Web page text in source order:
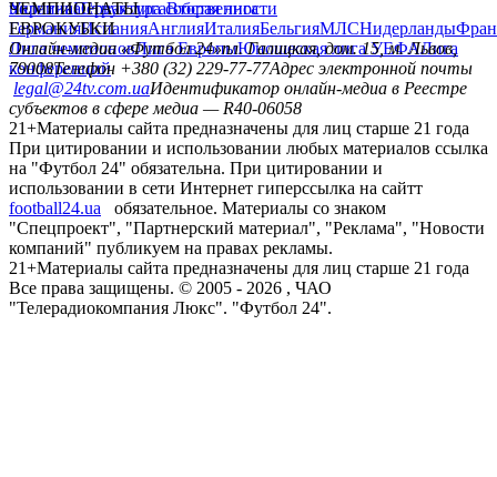
политикаСтруктура собственности
УкраинаПервая лигаВторая лига
ЧЕМПИОНАТЫ
ГерманияИспанияАнглияИталияБельгияМЛСНидерланды
ЕВРОКУБКИ
Лига чемпионовЛига ЕвропыЮношеская лига УЕФАЛига
конференций
Онлайн-медиа «Футбол 24»пл. Галицкая, дом. 15, м. Львов,
79008Телефон +380 (32) 229-77-77Адрес электронной почты
legal@24tv.com.uaИдентификатор онлайн-медиа в Реестре
субъектов в сфере медиа — R40-06058
21+Материалы сайта предназначены для лиц старше 21 года
При цитировании и использовании любых материалов ссылка
на "Футбол 24" обязательна. При цитировании и
использовании в сети Интернет гиперссылка на сайтт
football24.ua
обязательное. Материалы со знаком
"Спецпроект", "Партнерский материал", "Реклама", "Новости
компаний" публикуем на правах рекламы.
21+Материалы сайта предназначены для лиц старше 21 года
Все права защищены. © 2005 - 2026 , ЧАО
"Телерадиокомпания Люкс". "Футбол 24".